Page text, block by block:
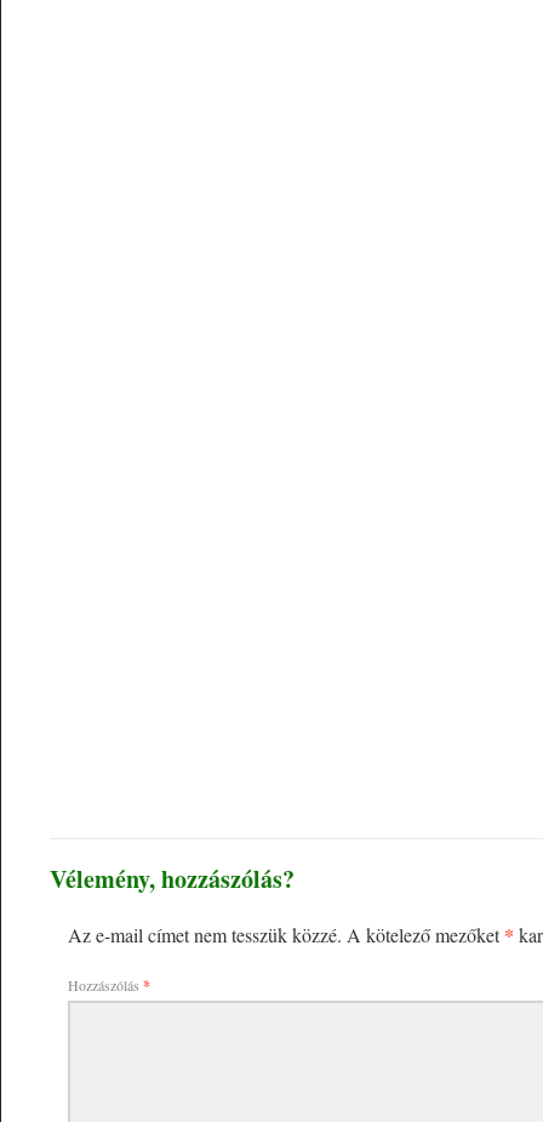
Vélemény, hozzászólás?
Az e-mail címet nem tesszük közzé. A kötelező mezőket*
Hozzászólás *